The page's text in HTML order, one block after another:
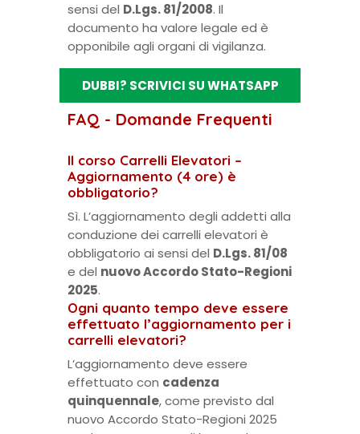
sensi del D.Lgs. 81/2008. Il
documento ha valore legale ed è
opponibile agli organi di vigilanza.
DUBBI? SCRIVICI SU WHATSAPP
FAQ - Domande Frequenti
Il corso Carrelli Elevatori –
Aggiornamento (4 ore) è
obbligatorio?
Sì. L’aggiornamento degli addetti alla
conduzione dei carrelli elevatori è
obbligatorio ai sensi del D.Lgs. 81/08
e del nuovo Accordo Stato-Regioni
2025.
Ogni quanto tempo deve essere
effettuato l’aggiornamento per i
carrelli elevatori?
L’aggiornamento deve essere
effettuato con cadenza
quinquennale, come previsto dal
nuovo Accordo Stato-Regioni 2025